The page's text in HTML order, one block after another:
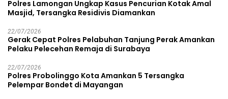
Polres Lamongan Ungkap Kasus Pencurian Kotak Amal
Masjid, Tersangka Residivis Diamankan
22/07/2026
Gerak Cepat Polres Pelabuhan Tanjung Perak Amankan
Pelaku Pelecehan Remaja di Surabaya
22/07/2026
Polres Probolinggo Kota Amankan 5 Tersangka
Pelempar Bondet di Mayangan